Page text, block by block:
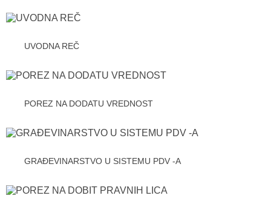
UVODNA REČ
POREZ NA DODATU VREDNOST
GRAĐEVINARSTVO U SISTEMU PDV -A